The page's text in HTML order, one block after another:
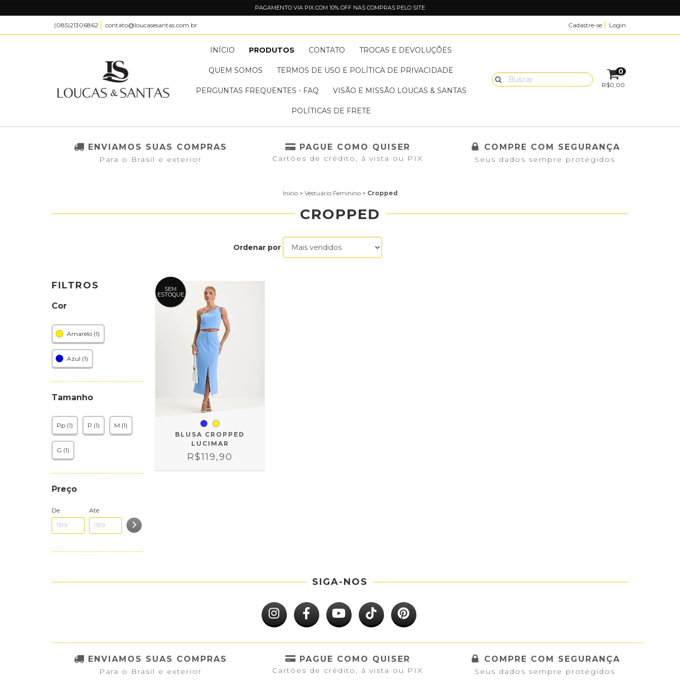
PAGAMENTO VIA PIX COM 10% OFF NAS COMPRAS PELO SITE
(085)21306862 contato@loucasesantas.com.br Cadastre-se Login
INÍCIO PRODUTOS CONTATO TROCAS E DEVOLUÇÕES
QUEM SOMOS TERMOS DE USO E POLÍTICA DE PRIVACIDADE
PERGUNTAS FREQUENTES - FAQ VISÃO E MISSÃO LOUCAS & SANTAS
POLÍTICAS DE FRETE
0
R$0,00
ENVIAMOS SUAS COMPRAS
Para o Brasil e exterior
PAGUE COMO QUISER
Cartões de crédito, à vista ou PIX
COMPRE COM SEGURANÇA
Seus dados sempre protegidos
Início > Vestuário Feminino > Cropped
CROPPED
Ordenar por
FILTROS
Cor
Amarelo (1)
Azul (1)
Tamanho
Pp (1) P (1) M (1)
G (1)
Preço
De Até
SEM
ESTOQUE
BLUSA CROPPED
LUCIMAR
R$119,90
SIGA-NOS
ENVIAMOS SUAS COMPRAS
Para o Brasil e exterior
PAGUE COMO QUISER
Cartões de crédito, à vista ou PIX
COMPRE COM SEGURANÇA
Seus dados sempre protegidos